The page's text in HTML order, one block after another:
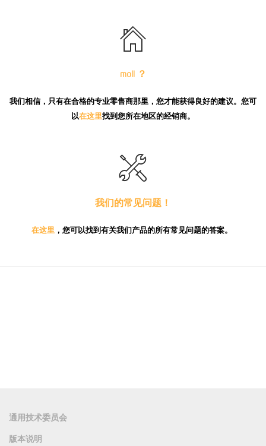
moll ？
我们相信，只有在合格的专业零售商那里，您才能获得良好的建议。您可
以在这里找到您所在地区的经销商。
我们的常见问题！
在这里 ，您可以找到有关我们产品的所有常见问题的答案。
通用技术委员会
版本说明